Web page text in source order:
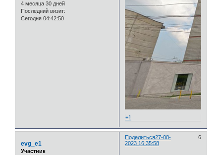
4 месяца 30 дней
Последний визит:
Сегодня 04:42:50
+1
Поделиться 6
27-08-
2023 16:35:58
evg_e1
Участник